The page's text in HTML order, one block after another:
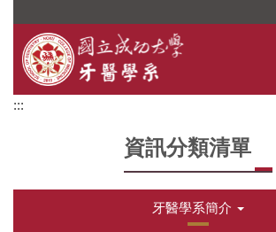
內
:::
資訊分類清單
牙醫學系簡介